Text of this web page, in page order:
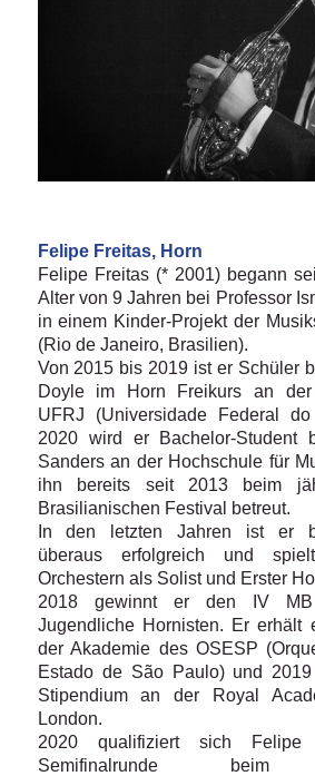
Felipe Freitas, Horn
Felipe Freitas (* 2001) begann
Alter von 9 Jahren bei Professor
in einem Kinder-Projekt der
(Rio de Janeiro, Brasilien).
Von 2015 bis 2019 ist er Schüler
Doyle im Horn Freikurs an der
UFRJ (Universidade Federal
2020 wird er Bachelor-Student
Sanders an der Hochschule für
ihn bereits seit 2013 beim
Brasilianischen Festival betreut.
In den letzten Jahren ist er
überaus erfolgreich und
Orchestern als Solist und Erster
2018 gewinnt er den IV MB
Jugendliche Hornisten. Er erhält
der Akademie des OSESP
Estado de São Paulo) und
Stipendium an der Royal
London.
2020 qualifiziert sich
Semifinalrunde beim